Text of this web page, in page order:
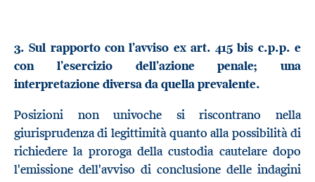
3. Sul rapporto con l’avviso ex art. 415 bis c.p.p. e
con l’esercizio dell’azione penale; una
interpretazione diversa da quella prevalente.
Posizioni non univoche si riscontrano nella
giurisprudenza di legittimità quanto alla possibilità di
richiedere la proroga della custodia cautelare dopo
l'emissione dell'avviso di conclusione delle indagini